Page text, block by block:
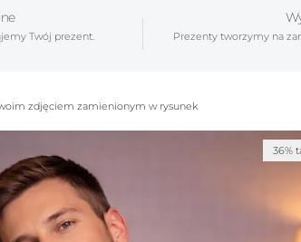
Twój prezent.
Prezenty tworzymy na
zdjęciem zamienionym w rysunek
36%